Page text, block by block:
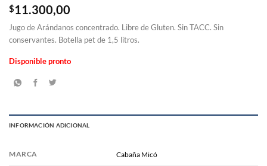
$11.300,00
Jugo de Arándanos concentrado. Libre de Gluten. Sin TACC. Sin
conservantes. Botella pet de 1,5 litros.
Disponible pronto
INFORMACIÓN ADICIONAL
MARCA Cabaña Micó